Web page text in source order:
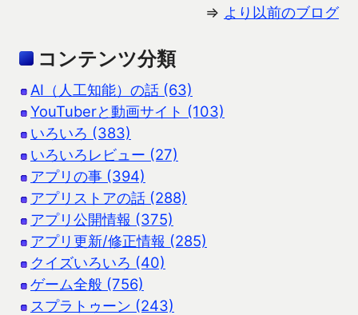
⇒ より以前のブログ
コンテンツ分類
AI（人工知能）の話 (63)
YouTuberと動画サイト (103)
いろいろ (383)
いろいろレビュー (27)
アプリの事 (394)
アプリストアの話 (288)
アプリ公開情報 (375)
アプリ更新/修正情報 (285)
クイズいろいろ (40)
ゲーム全般 (756)
スプラトゥーン (243)